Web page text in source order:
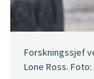
Forskningssjef
Lone Ross.